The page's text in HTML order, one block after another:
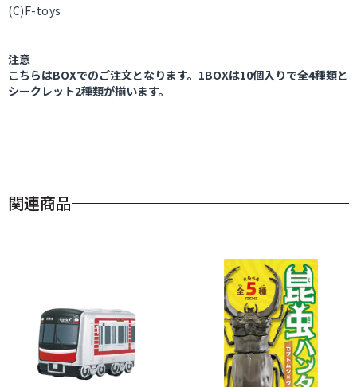
(C)F-toys
注意
こちらはBOXでのご注文となります。1BOXは10個入りで全4種類と
シークレット2種類が揃います。
関連商品